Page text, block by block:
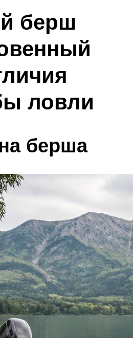
берш
ловли
берша